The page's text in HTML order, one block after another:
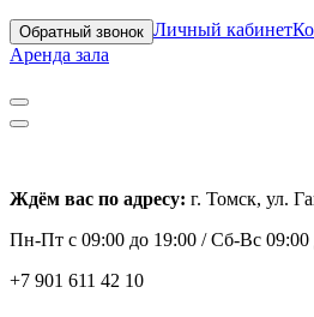
Обратный звонок Личный кабинет
Аренда зала
Ждём вас по адресу: г. Томск, ул.
Пн-Пт с 09:00 до 19:00 /Сб-Вс 09:00
+7 901 611 42 10